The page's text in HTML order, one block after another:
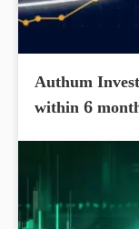
Authum
within 6